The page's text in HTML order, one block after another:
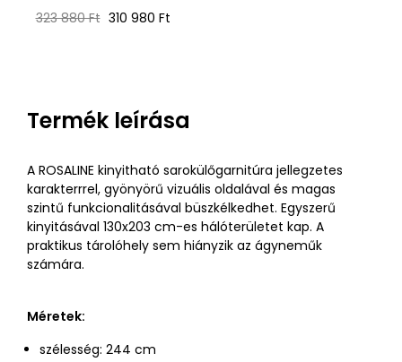
Normál
323 880 Ft Ár
310 980 Ft
Termék leírása
A ROSALINE kinyitható sarokülőgarnitúra jellegzetes
karakterrrel, gyönyörű vizuális oldalával és magas
szintű funkcionalitásával büszkélkedhet. Egyszerű
kinyitásával 130x203 cm-es hálóterületet kap. A
praktikus tárolóhely sem hiányzik az ágyneműk
számára.
Méretek:
szélesség: 244 cm